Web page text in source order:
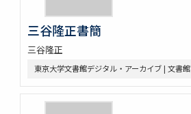
三谷隆正書簡
三谷隆正
東京大学文書館デジタル・アーカイブ | 文書館